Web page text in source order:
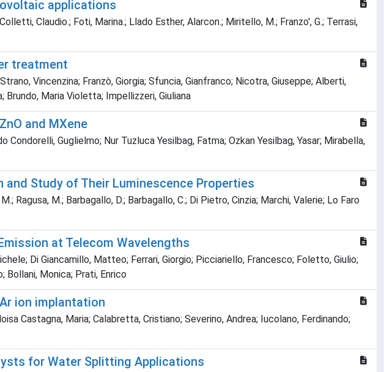
applications
Claudio.; Foti, Marina.; Llado Esther, Alarcon.; Miritello, M.; Franzo', G.; Terrasi,
treatment
Vincenzina; Franzò, Giorgia; Sfuncia, Gianfranco; Nicotra, Giuseppe; Alberti,
Brundo, Maria Violetta; Impellizzeri, Giuliana
and MXene
Condorelli, Guglielmo; Nur Tuzluca Yesilbag, Fatma; Ozkan Yesilbag, Yasar; Mirabella,
and Study of Their Luminescence Properties
Ragusa, M.; Barbagallo, D.; Barbagallo, C.; Di Pietro, Cinzia; Marchi, Valerie; Lo Faro
at Telecom Wavelengths
Di Giancamillo, Matteo; Ferrari, Giorgio; Picciariello, Francesco; Foletto, Giulio;
Bollani, Monica; Prati, Enrico
ion implantation
Castagna, Maria; Calabretta, Cristiano; Severino, Andrea; Iucolano, Ferdinando;
for Water Splitting Applications